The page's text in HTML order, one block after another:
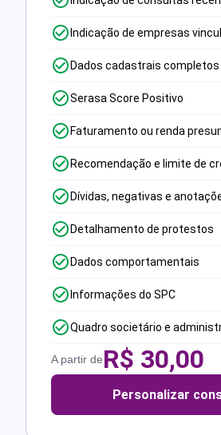
Indicação de empresas
Dados cadastrais completos
Serasa Score Positivo
Faturamento ou renda
Recomendação e limite de
Dívidas, negativas e
Detalhamento de protestos
Dados comportamentais
Informações do SPC
Quadro societário e
A partir deR$ 30,00
Personalizar